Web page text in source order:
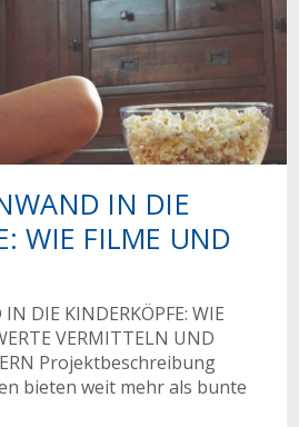
IN DIE
WIE FILME UND
DIE KINDERKÖPFE: WIE
VERMITTELN UND
Projektbeschreibung
bieten weit mehr als bunte